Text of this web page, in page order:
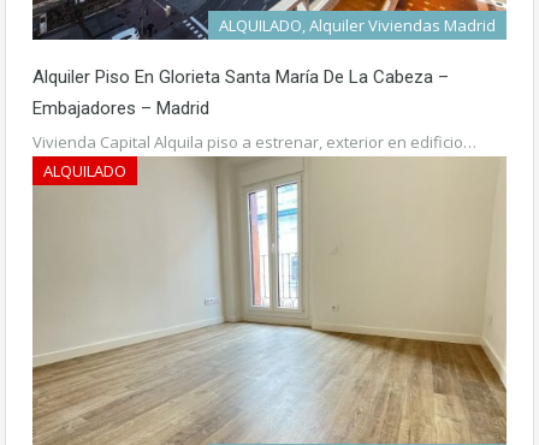
ALQUILADO, Alquiler Viviendas Madrid
Alquiler Piso En Glorieta Santa María De La Cabeza –
Embajadores – Madrid
Vivienda Capital Alquila piso a estrenar, exterior en edificio…
Más detalles
ALQUILADO